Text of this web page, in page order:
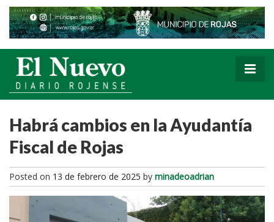
Habrá cambios en la Ayudantía
Fiscal de Rojas
Posted on 13 de febrero de 2025 by minadeoadrian